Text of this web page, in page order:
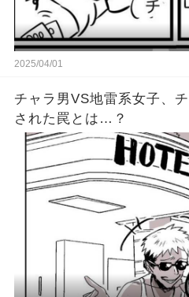
2025/04/01
チャラ男VS地雷系女子、
された罠とは…？